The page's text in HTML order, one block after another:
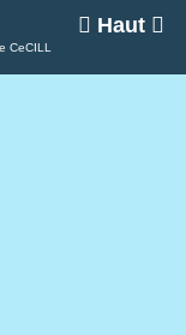
 Haut 
CeCILL